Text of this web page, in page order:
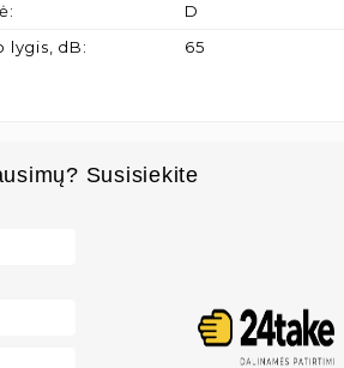
:
D
lygis, dB: 65
Susisiekite